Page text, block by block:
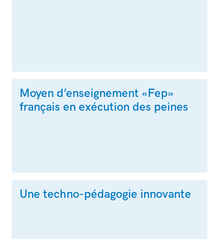
Moyen d’enseignement «Fep»
français en exécution des peines
Une techno-pédagogie innovante